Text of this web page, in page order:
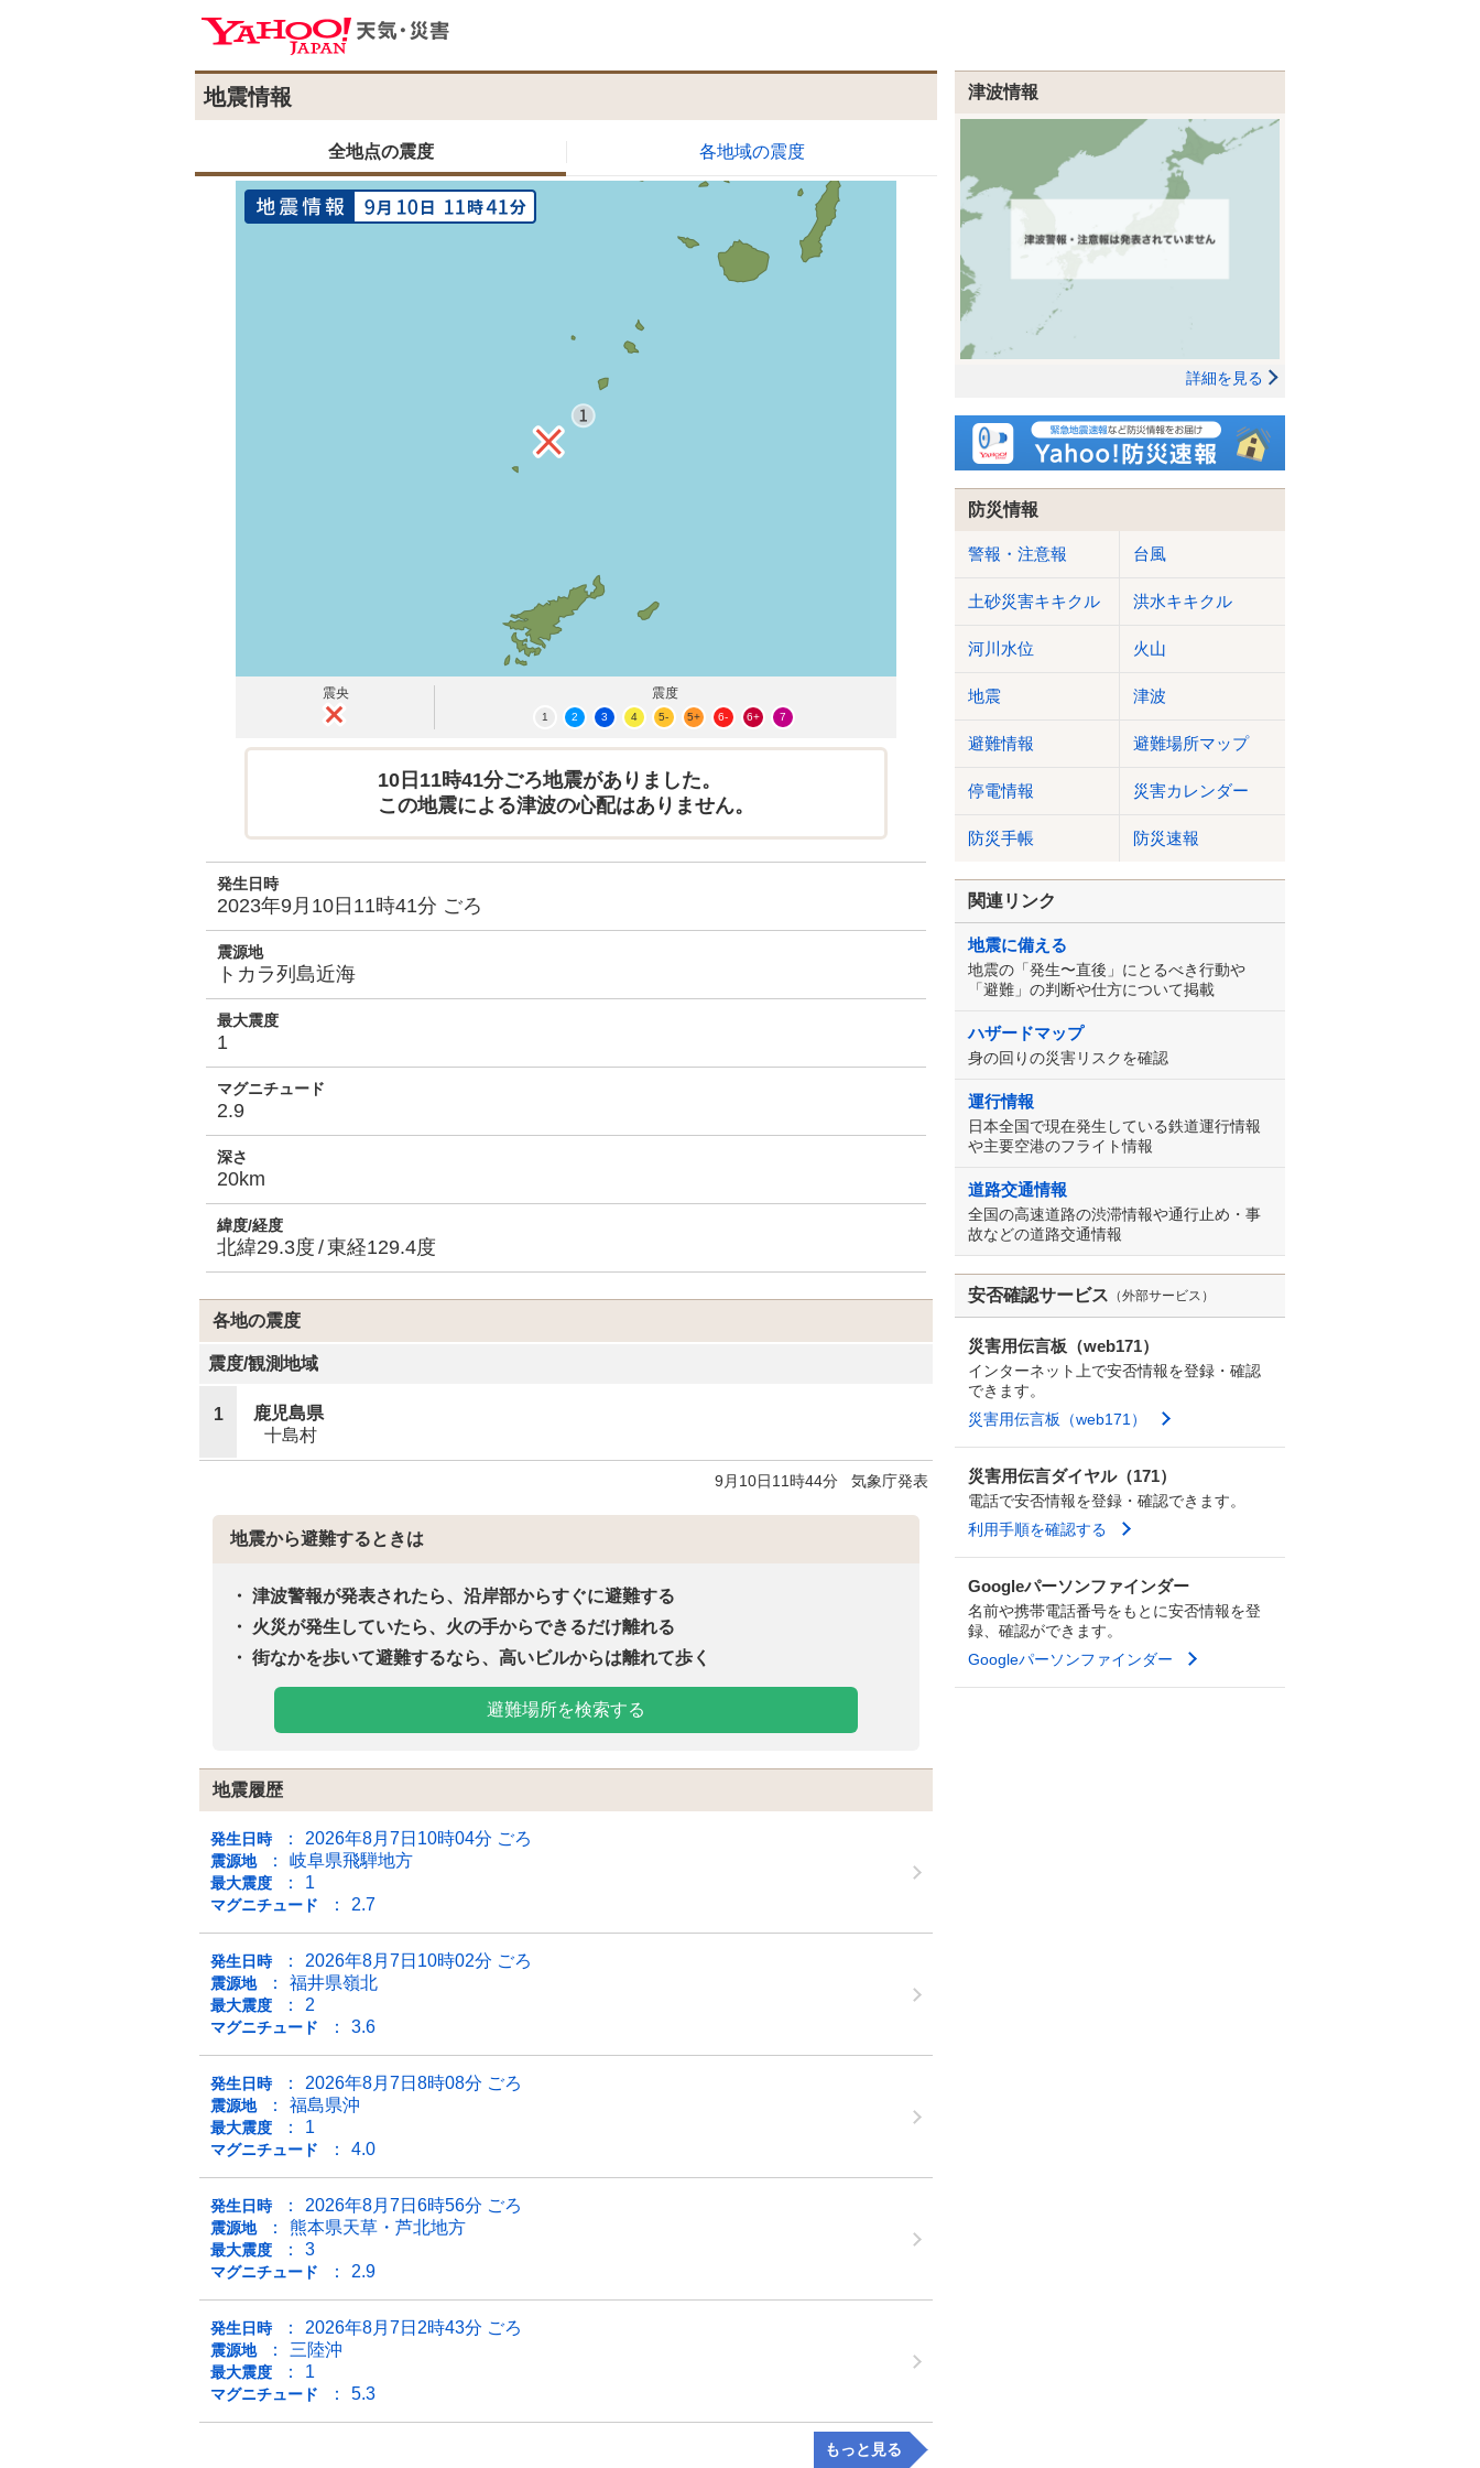
地震情報
全地点の震度 各地域の震度
震央 震度
1 2 3 4 5- 5+ 6- 6+ 7
10日11時41分ごろ地震がありました。
この地震による津波の心配はありません。
発生日時
2023年9月10日11時41分 ごろ
震源地
トカラ列島近海
最大震度
1
マグニチュード
2.9
深さ
20km
緯度/経度
北緯29.3度 東経129.4度
各地の震度
震度/観測地域
1
鹿児島県
十島村
9月10日11時44分 気象庁発表
地震から避難するときは
津波警報が発表されたら、沿岸部からすぐに避難する
火災が発生していたら、火の手からできるだけ離れる
街なかを歩いて避難するなら、高いビルからは離れて歩く
避難場所を検索する
地震履歴
発生日時 2026年8月7日10時04分 ごろ
震源地 岐阜県飛騨地方
最大震度 1
マグニチュード 2.7
発生日時 2026年8月7日10時02分 ごろ
震源地 福井県嶺北
最大震度 2
マグニチュード 3.6
発生日時 2026年8月7日8時08分 ごろ
震源地 福島県沖
最大震度 1
マグニチュード 4.0
発生日時 2026年8月7日6時56分 ごろ
震源地 熊本県天草・芦北地方
最大震度 3
マグニチュード 2.9
発生日時 2026年8月7日2時43分 ごろ
震源地 三陸沖
最大震度 1
マグニチュード 5.3
もっと見る
津波情報
詳細を見る
防災情報
警報・注意報 台風
土砂災害キキクル 洪水キキクル
河川水位 火山
地震 津波
避難情報 避難場所マップ
停電情報 災害カレンダー
防災手帳 防災速報
関連リンク
地震に備える
地震の「発生〜直後」にとるべき行動や
「避難」の判断や仕方について掲載
ハザードマップ
身の回りの災害リスクを確認
運行情報
日本全国で現在発生している鉄道運行情報
や主要空港のフライト情報
道路交通情報
全国の高速道路の渋滞情報や通行止め・事
故などの道路交通情報
安否確認サービス （外部サービス）
災害用伝言板（web171）
インターネット上で安否情報を登録・確認
できます。
災害用伝言板（web171）
災害用伝言ダイヤル（171）
電話で安否情報を登録・確認できます。
利用手順を確認する
Googleパーソンファインダー
名前や携帯電話番号をもとに安否情報を登
録、確認ができます。
Googleパーソンファインダー